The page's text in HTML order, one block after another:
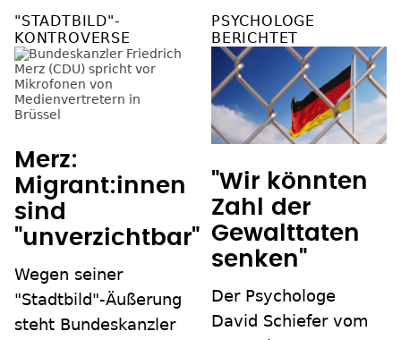
"STADTBILD"-
KONTROVERSE
Merz:
Migrant:innen
sind
"unverzichtbar"
Wegen seiner
"Stadtbild"-Äußerung
steht Bundeskanzler
PSYCHOLOGE
BERICHTET
"Wir könnten
Zahl der
Gewalttaten
senken"
Der Psychologe
David Schiefer vom